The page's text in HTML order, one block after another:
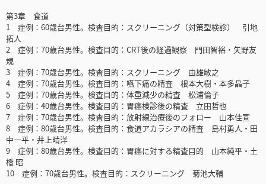
第3章 食道
1 症例：60歳台男性。検査目的：スクリーニング（対策型検診） 引地
拓人
2 症例：70歳台男性。検査目的：CRT後の経過観察 門田智裕・矢野友
規
3 症例：70歳台男性。検査目的：スクリーニング 由雄敏之
4 症例：70歳台男性。検査目的：嚥下痛の精査 根本大樹・本多晶子
5 症例：70歳台男性。検査目的：体重減少の精査 松浦倫子
6 症例：40歳台男性。検査目的：胃癌検診後の精査 立田哲也
7 症例：70歳台男性。検査目的：放射線治療後のフォロー 山本佳宣
8 症例：80歳台男性。検査目的：食道アカラシアの精査 島村勇人・田
中一平・井上晴洋
9 症例：80歳台男性。検査目的：胃癌に対する精査目的 山本純平・土
橋 昭
10 症例：70歳台男性。検査目的：スクリーニング 菊池大輔